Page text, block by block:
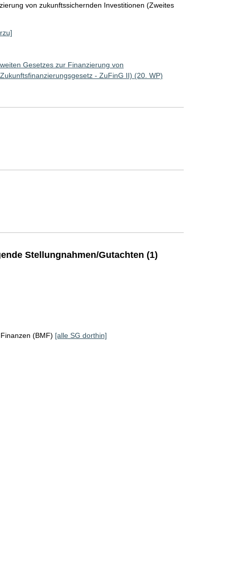
von zukunftssichernden Investitionen (Zweites
Gesetzes zur Finanzierung von
- ZuFinG II) (20. WP)
Stellungnahmen/Gutachten (1)
(BMF) [alle SG dorthin]